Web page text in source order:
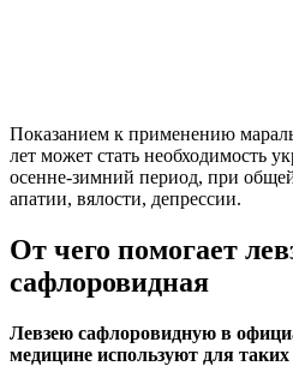
Показанием к применению
лет может стать необходимость
осенне-зимний период, при
апатии, вялости, депрессии.
От чего помогает
сафлоровидная
Левзею сафлоровидную в
медицине используют для таких